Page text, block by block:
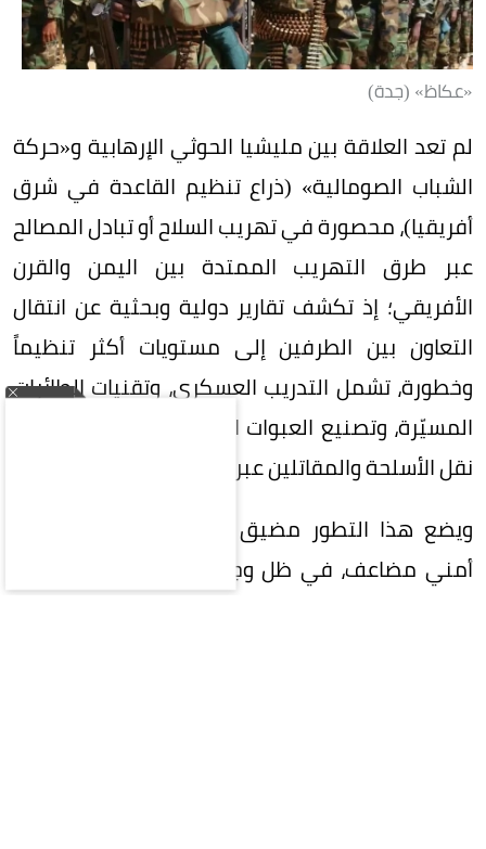
«عكاظ» (جدة)
لم تعد العلاقة بين مليشيا الحوثي الإرهابية و«حركة
الشباب الصومالية» (ذراع تنظيم القاعدة في شرق
أفريقيا)، محصورة في تهريب السلاح أو تبادل المصالح
عبر طرق التهريب الممتدة بين اليمن والقرن
الأفريقي؛ إذ تكشف تقارير دولية وبحثية عن انتقال
التعاون بين الطرفين إلى مستويات أكثر تنظيماً
وخطورة، تشمل التدريب العسكري، وتقنيات الطائرات
المسيّرة، وتصنيع العبوات الناسفة، فضلاً عن شبكات
نقل الأسلحة والمقاتلين عبر البحر.
ويضع هذا التطور مضيق باب المندب أمام تهديد
أمني مضاعف، في ظل وجود الحوثيين على الضفة